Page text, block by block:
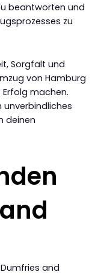
beantworten und
zu
Sorgfalt und
von Hamburg
machen.
unverbindliches
deinen
and